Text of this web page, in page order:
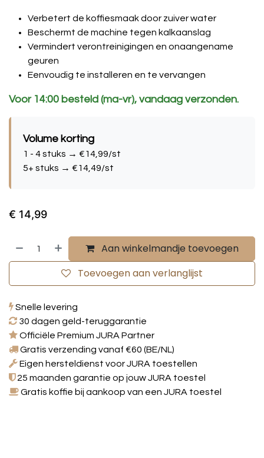
Verbetert de koffiesmaak door zuiver water
Beschermt de machine tegen kalkaanslag
Vermindert verontreinigingen en onaangename
geuren
Eenvoudig te installeren en te vervangen
Voor 14:00 besteld (ma-vr), vandaag verzonden.
Volume korting
1 - 4 stuks → €14,99/st
5+ stuks → €14,49/st
€ 14,99
Aan winkelmandje toevoegen
Toevoegen aan verlanglijst
Snelle levering
30 dagen geld-teruggarantie
Officiële Premium JURA Partner
Gratis verzending vanaf €60 (BE/NL)
Eigen hersteldienst voor JURA toestellen
25 maanden garantie op jouw JURA toestel
Gratis koffie bij aankoop van een JURA toestel